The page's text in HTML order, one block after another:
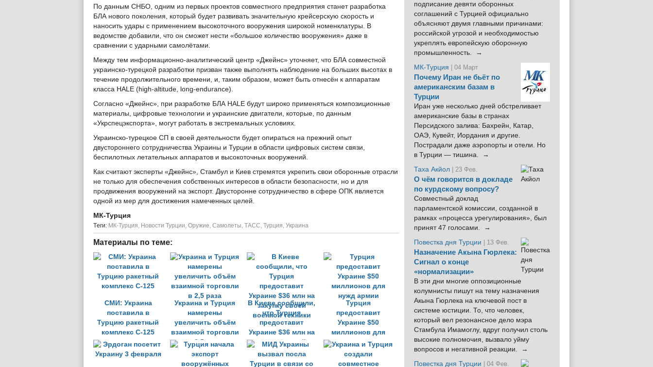
По данным СНБО, одним из первых проектов совместного предприятия станет разработка
БЛА нового поколения, который будет развивать значительную крейсерскую скорость и
наносить удары с применением высокоточного вооружения широкой номенклатуры. В
ведомстве добавили, что он сможет нести «большое количество вооружения» даже в
сравнении с ударными самолётами.
Между тем информационно-аналитический центр «Джейнс» уточняет, что БЛА совместной
украинско-турецкой разработки призван также выполнять наблюдение на больших высотах в
течение продолжительного времени, и, таким образом, может быть отнесён к аппаратам
класса HALE (high-altitude, long-endurance).
Согласно «Джейнс», при разработке БЛА HALE будут широко применяться композиционные
материалы, цифровые технологии и украинские двигатели, которые, по данным
«Укрспецэкспорта», могут работать в экстремальных условиях.
Украинско-турецкое СП в своей деятельности будет опираться на прежний опыт
двустороннего сотрудничества Украины и Турции в области цифровых систем связи,
беспилотных летательных аппаратов и высокоточных вооружений.
Как считают эксперты «Джейнс», Стамбул и Киев стремятся укрепить свои оборонные отрасли
не только для обеспечения собственных интересов в области безопасности, но и для
продвижения вооружений на экспорт. Двусторонне сотрудничество в сфере ОПК является
одной из мер для достижения намеченных целей.
МК-Турция
Tеги: МК-Турция, Новости Турции, Оружие, Самолеты, ТАСС, Турция, Украина
Материалы по теме:
СМИ: Украина
поставила в
Турцию ракетный
комплекс С-125
Украина и Турция
намерены
увеличить объём
взаимной торговли
в 2,5 раза
В Киеве сообщили,
что Турция
предоставит
Украине $36 млн на
закупку своей
военной техники
Турция
предоставит
Украине $50
миллионов для
нужд армии
подписание девяти оборонных
соглашений с Турцией официально
объясняют двумя главными причинами:
российской угрозой и необходимостью
укреплять европейскую оборонную
промышленность. →
МК-Турция
| 04 Март
Почему Иран не бьёт по
американским базам в
Турции
Иран уже несколько дней обстреливает
американские базы в странах
Персидского залива: Бахрейн, Катар,
ОАЭ, Кувейт, Иордания и другие.
Пострадали даже аэропорты и отели. Но
в Турции — тишина. →
Таха Акйол | 23 Фев.
О чём говорится в докладе
по курдскому вопросу?
Совместный доклад
парламентской комиссии, созданной в
рамках «процесса урегулирования», был
принят 47 голосами. →
Повестка дня Турции
| 13 Фев.
Назначение Акына Гюрлека:
Сигнал о конце
«нормализации»
В эти дни многие оппозиционные
колумнисты пишут на тему назначения
Акына Гюрлека на ключевой пост в
системе юстиции. То, что человек,
который вел резонансное дело мэра
Стамбула Имамоглу, вдруг получил столь
высокие полномочия, вызвало уйму
вопросов и негативной реакции. →
Повестка дня Турции
| 04 Фев.